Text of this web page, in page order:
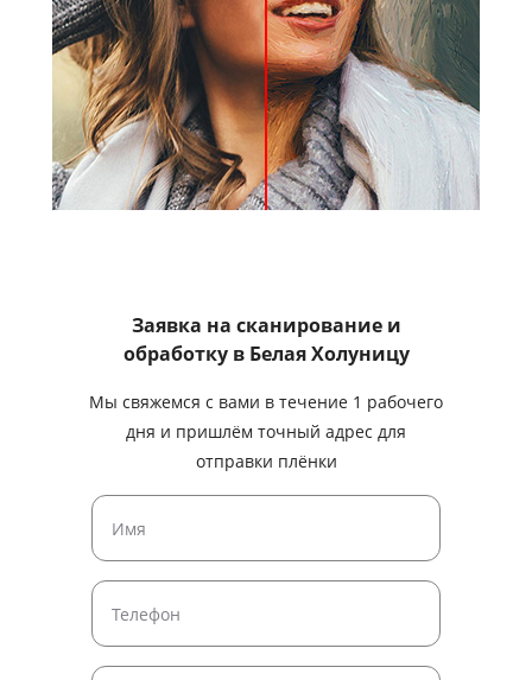
Заявка на сканирование и
обработкув Белая Холуницу
Мы свяжемся с вами в течение 1 рабочего
дня и пришлём точный адрес для
отправки плёнки